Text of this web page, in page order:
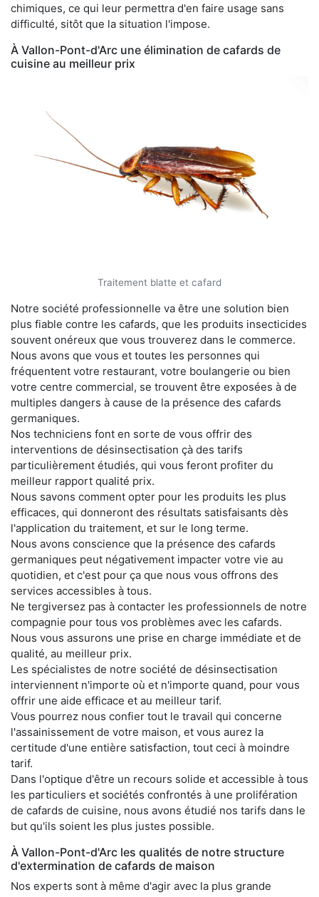
chimiques, ce qui leur permettra d'en faire usage sans
difficulté, sitôt que la situation l'impose.
À Vallon-Pont-d'Arc une élimination de cafards de
cuisine au meilleur prix
Traitement blatte et cafard
Notre société professionnelle va être une solution bien
plus fiable contre les cafards, que les produits insecticides
souvent onéreux que vous trouverez dans le commerce.
Nous avons que vous et toutes les personnes qui
fréquentent votre restaurant, votre boulangerie ou bien
votre centre commercial, se trouvent être exposées à de
multiples dangers à cause de la présence des cafards
germaniques.
Nos techniciens font en sorte de vous offrir des
interventions de désinsectisation çà des tarifs
particulièrement étudiés, qui vous feront profiter du
meilleur rapport qualité prix.
Nous savons comment opter pour les produits les plus
efficaces, qui donneront des résultats satisfaisants dès
l'application du traitement, et sur le long terme.
Nous avons conscience que la présence des cafards
germaniques peut négativement impacter votre vie au
quotidien, et c'est pour ça que nous vous offrons des
services accessibles à tous.
Ne tergiversez pas à contacter les professionnels de notre
compagnie pour tous vos problèmes avec les cafards.
Nous vous assurons une prise en charge immédiate et de
qualité, au meilleur prix.
Les spécialistes de notre société de désinsectisation
interviennent n'importe où et n'importe quand, pour vous
offrir une aide efficace et au meilleur tarif.
Vous pourrez nous confier tout le travail qui concerne
l'assainissement de votre maison, et vous aurez la
certitude d'une entière satisfaction, tout ceci à moindre
tarif.
Dans l'optique d'être un recours solide et accessible à tous
les particuliers et sociétés confrontés à une prolifération
de cafards de cuisine, nous avons étudié nos tarifs dans le
but qu'ils soient les plus justes possible.
À Vallon-Pont-d'Arc les qualités de notre structure
d'extermination de cafards de maison
Nos experts sont à même d'agir avec la plus grande